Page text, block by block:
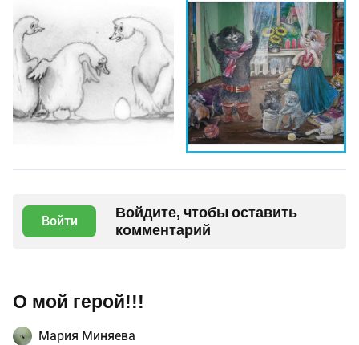
Войти
Войдите, чтобы оставить
комментарий
О мой герой!!!
Мария Миняева